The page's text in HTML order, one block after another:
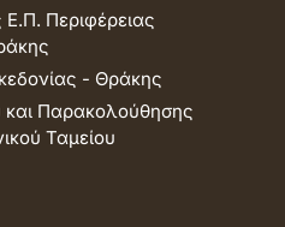
Ε.Π. Περιφέρειας
- Θράκης
και Παρακολούθησης
Ταμείου